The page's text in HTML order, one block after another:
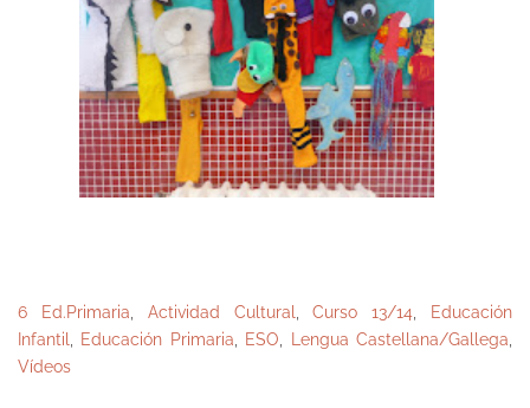
6 Ed.Primaria Actividad Cultural ,Curso 13/14
Educación
Infantil
Educación Primaria ESO Lengua Castellana/Gallega
Vídeos